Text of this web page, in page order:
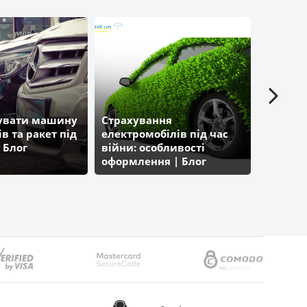
КИЇВСЬКИЙ СТРАХОВИЙ ДІМ
машину
та ракет під
Страхування
електромобілів під час
війни: особливості
оформлення | Блог
Parasol.ua